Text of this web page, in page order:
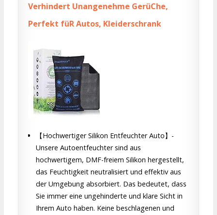
Verhindert Unangenehme GerüChe,
Perfekt füR Autos, Kleiderschrank
【Hochwertiger Silikon Entfeuchter Auto】-
Unsere Autoentfeuchter sind aus
hochwertigem, DMF-freiem Silikon hergestellt,
das Feuchtigkeit neutralisiert und effektiv aus
der Umgebung absorbiert. Das bedeutet, dass
Sie immer eine ungehinderte und klare Sicht in
Ihrem Auto haben. Keine beschlagenen und